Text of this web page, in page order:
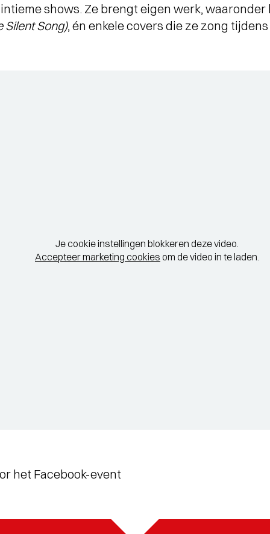
shows. Ze brengt eigen werk,
Silent Song), én enkele covers die ze zong tijdens
Je cookie instellingen blokkeren deze video.
Accepteer marketing cookies om de video in te laden.
het Facebook-event